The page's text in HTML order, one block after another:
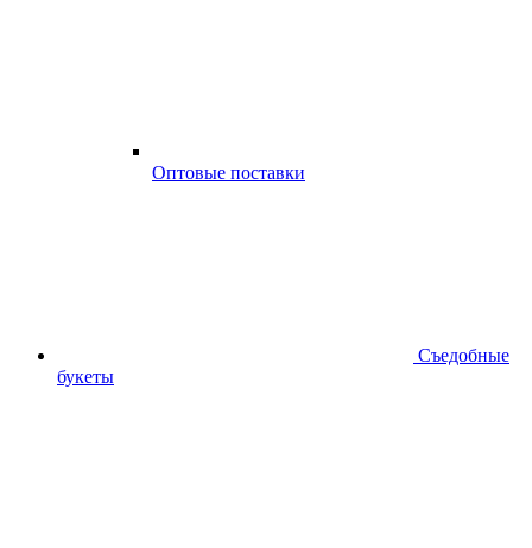
Оптовые поставки
Съедобные
букеты